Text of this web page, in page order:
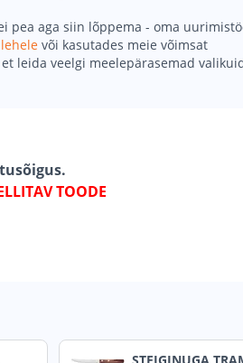
pea aga siin lõppema - oma
või kasutades meie võimsat
leida veelgi meelepärasemad
TOODE